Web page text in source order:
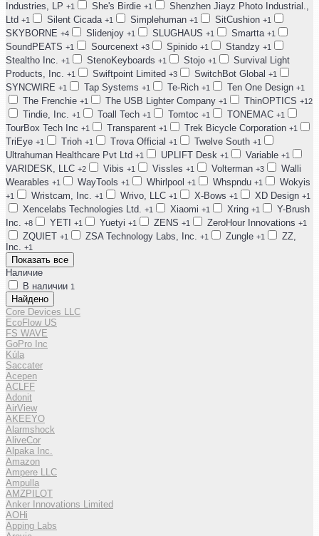
Industries, LP +1 She's Birdie +1
Shenzhen Jiayz Photo Industrial.,
Ltd +1 Silent Cicada +1 Simplehuman +1 SitCushion +1
SKYBORNE +4 Slidenjoy +1 SLUGHAUS +1 Smartta +1
SoundPEATS +1 Sourcenext +3 Spinido +1 Standzy +1
Stealtho Inc. +1 StenoKeyboards +1 Stojo +1
Survival Light
Products, Inc. +1 Swiftpoint Limited +3 SwitchBot Global +1
SYNCWIRE +1 Tap Systems +1 Te-Rich +1 Ten One Design +1
The Frenchie +1 The USB Lighter Company +1 ThinOPTICS +12
Tindie, Inc. +1 Toall Tech +1 Tomtoc +1 TONEMAC +1
TourBox Tech Inc +1 Transparent +1 Trek Bicycle Corporation +1
TriEye +1 Trioh +1 Trova Official +1 Twelve South +1
Ultrahuman Healthcare Pvt Ltd +1 UPLIFT Desk +1 Variable +1
VARIDESK, LLC +2 Vibis +1 Vissles +1 Volterman +3
Walli
Wearables +1 WayTools +1 Whirlpool +1 Whspndu +1 Wokyis
+1 Wristcam, Inc. +1 Wrivo, LLC +1 X-Bows +1 XD Design +1
Xencelabs Technologies Ltd. +1 Xiaomi +1 Xring +1
Y-Brush
Inc. +8 YETI +1 Yuetyi +1 ZENS +1 ZeroHour Innovations +1
ZQUIET +1 ZSA Technology Labs, Inc. +1 Zungle +1
ZZ,
Inc. +1
Показать все
Наличие
В наличии 1
Найдено
Core Devices LLC
EcoFlow US
FS WAVE
GoPro Inc
Kúla
Saccater
Acepen
ACLFF
Adonit
AirView
AKEEYO
Alarmshock
AliveCor
Alpaka Inc.
Amazon
Ampere LLC
Ampulla
AMZPILOT
Anker Innovations Limited
AOHi
Apping Labs